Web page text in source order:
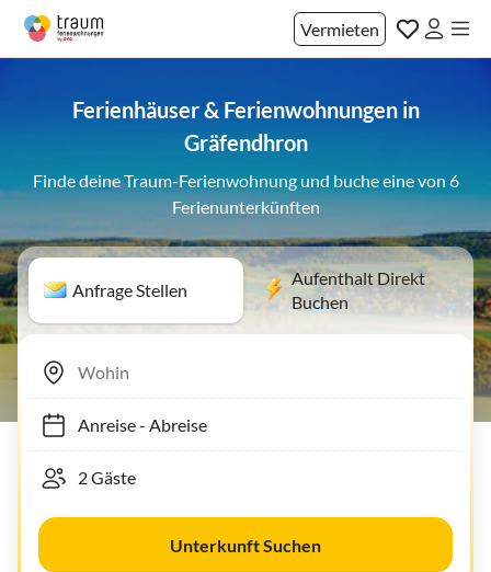
Vermieten
Ferienhäuser & Ferienwohnungen in
Gräfendhron
Finde deine Traum-Ferienwohnung und buche eine von 6
Ferienunterkünften
Anfrage Stellen
Aufenthalt Direkt
Buchen
Anreise- Abreise
Unterkunft Suchen